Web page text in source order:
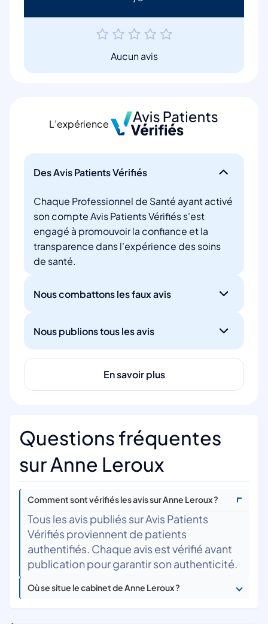
Aucun avis
L’expérience
Des Avis Patients Vérifiés
Chaque Professionnel de Santé ayant activé
son compte Avis Patients Vérifiés s'est
engagé à promouvoir la confiance et la
transparence dans l'expérience des soins
de santé.
Nous combattons les faux avis
Nous publions tous les avis
En savoir plus
Questions fréquentes
sur Anne Leroux
Comment sont vérifiés les avis sur Anne Leroux ?
Tous les avis publiés sur Avis Patients
Vérifiés proviennent de patients
authentifiés. Chaque avis est vérifié avant
publication pour garantir son authenticité.
Où se situe le cabinet de Anne Leroux ?